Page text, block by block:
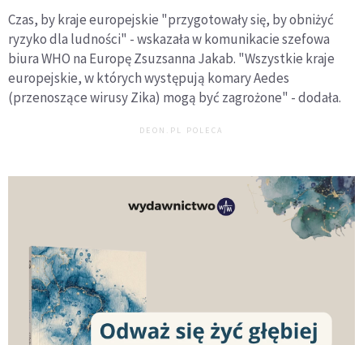
Czas, by kraje europejskie "przygotowały się, by obniżyć
ryzyko dla ludności" - wskazała w komunikacie szefowa
biura WHO na Europę Zsuzsanna Jakab. "Wszystkie kraje
europejskie, w których występują komary Aedes
(przenoszące wirusy Zika) mogą być zagrożone" - dodała.
DEON.PL POLECA